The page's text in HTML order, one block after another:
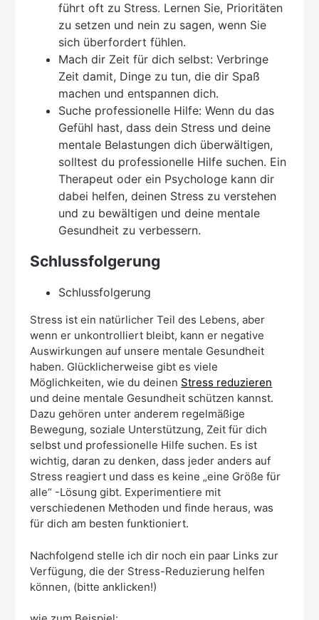
führt oft zu Stress. Lernen Sie, Prioritäten
zu setzen und nein zu sagen, wenn Sie
sich überfordert fühlen.
Mach dir Zeit für dich selbst: Verbringe
Zeit damit, Dinge zu tun, die dir Spaß
machen und entspannen dich.
Suche professionelle Hilfe: Wenn du das
Gefühl hast, dass dein Stress und deine
mentale Belastungen dich überwältigen,
solltest du professionelle Hilfe suchen. Ein
Therapeut oder ein Psychologe kann dir
dabei helfen, deinen Stress zu verstehen
und zu bewältigen und deine mentale
Gesundheit zu verbessern.
Schlussfolgerung
Schlussfolgerung
Stress ist ein natürlicher Teil des Lebens, aber
wenn er unkontrolliert bleibt, kann er negative
Auswirkungen auf unsere mentale Gesundheit
haben. Glücklicherweise gibt es viele
Möglichkeiten, wie du deinen Stress reduzieren
und deine mentale Gesundheit schützen kannst.
Dazu gehören unter anderem regelmäßige
Bewegung, soziale Unterstützung, Zeit für dich
selbst und professionelle Hilfe suchen. Es ist
wichtig, daran zu denken, dass jeder anders auf
Stress reagiert und dass es keine „eine Größe für
alle“ -Lösung gibt. Experimentiere mit
verschiedenen Methoden und finde heraus, was
für dich am besten funktioniert.
Nachfolgend stelle ich dir noch ein paar Links zur
Verfügung, die der Stress-Reduzierung helfen
können, (bitte anklicken!)